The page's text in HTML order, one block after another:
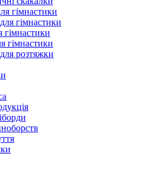
гімнастики
гімнастики
гімнастики
гімнастики
розтяжки